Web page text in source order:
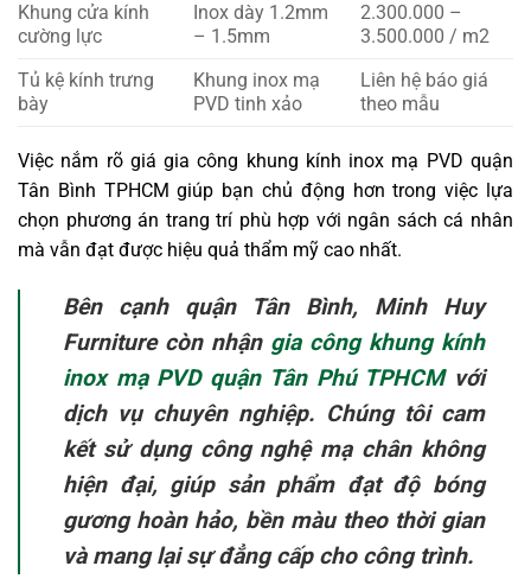
Khung cửa kính
cường lực
Inox dày 1.2mm
– 1.5mm
2.300.000 –
3.500.000 / m2
Tủ kệ kính trưng
bày
Khung inox mạ
PVD tinh xảo
Liên hệ báo giá
theo mẫu
Việc nắm rõ giá gia công khung kính inox mạ PVD quận
Tân Bình TPHCM giúp bạn chủ động hơn trong việc lựa
chọn phương án trang trí phù hợp với ngân sách cá nhân
mà vẫn đạt được hiệu quả thẩm mỹ cao nhất.
Bên cạnh quận Tân Bình, Minh Huy
Furniture còn nhận gia công khung kính
inox mạ PVD quận Tân Phú TPHCMvới
dịch vụ chuyên nghiệp. Chúng tôi cam
kết sử dụng công nghệ mạ chân không
hiện đại, giúp sản phẩm đạt độ bóng
gương hoàn hảo, bền màu theo thời gian
và mang lại sự đẳng cấp cho công trình.